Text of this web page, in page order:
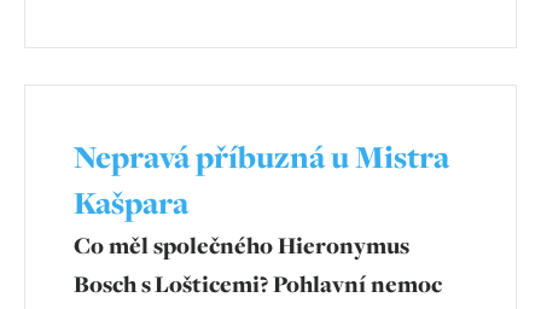
Nepravá příbuzná u Mistra
Kašpara
Co měl společného Hieronymus
Bosch s Lošticemi? Pohlavní nemoc